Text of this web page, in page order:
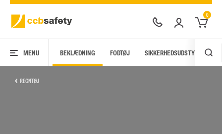
0
MENU BEKLÆDNING FODTØJ SIKKERHEDSUDSTYR
REGNTØJ